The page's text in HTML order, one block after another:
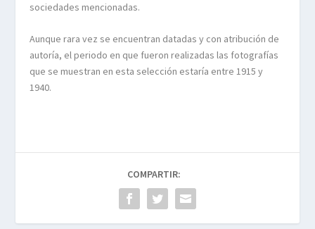
sociedades mencionadas.
Aunque rara vez se encuentran datadas y con atribución de
autoría, el periodo en que fueron realizadas las fotografías
que se muestran en esta selección estaría entre 1915 y
1940.
COMPARTIR: